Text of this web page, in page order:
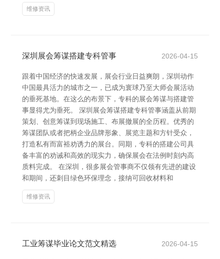
维修资讯
深圳展会筹谋搭建专科管事 2026-04-15
跟着中国经济的快速发展，展会行业日益爽朗，深圳动作
中国最具活力的城市之一，已成为寰球乃至大师会展活动
的垂死基地。在这么的布景下，专科的展会筹谋与搭建管
事显得尤为垂死。 深圳展会筹谋搭建专科管事涵盖从前期
策划、创意筹谋到现场施工、布展撤展的全历程。优秀的
筹谋团队或者把柄企业品牌形象、展览主题和方针受众，
打造私有而富裕劝诱力的展台。同期，专科的搭建公司具
备丰富的劝诫和高效的现实力，确保展会在法例时刻内高
质料完成。 在深圳，很多展会管事商不仅领有先进的建设
和期间，还刺目绿色环保理念，接纳可回收材料和
维修资讯
工业筹谋毕业论文范文精选 2026-04-15